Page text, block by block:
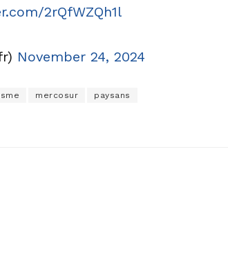
2rQfWZQh1l
November 24, 2024
mercosur paysans